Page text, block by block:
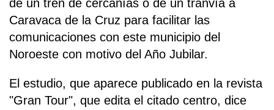
de un tren de cercanías o de un tranvía a
Caravaca de la Cruz para facilitar las
comunicaciones con este municipio del
Noroeste con motivo del Año Jubilar.
El estudio, que aparece publicado en la revista
"Gran Tour", que edita el citado centro, dice